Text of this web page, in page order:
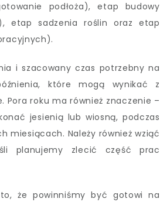
podłoża), etap budowy
etap sadzenia roślin oraz etap
i szacowany czas potrzebny na
które mogą wynikać z
Pora roku ma również znaczenie –
jesienią lub wiosną, podczas
miesiącach. Należy również wziąć
planujemy zlecić część prac
że powinniśmy być gotowi na